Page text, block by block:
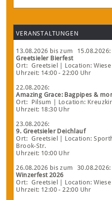
VERANSTALTUNGEN
13.08.2026 bis zum 15.08.2026:
Greetsieler Bierfest
Ort: Greetsiel
| Location:
Uhrzeit: 14:00 - 22:00 Uhr
22.08.2026:
Amazing Grace: Bagpipes &
Ort: Pilsum
| Location:
Uhrzeit: 18:30 Uhr
23.08.2026:
9. Greetsieler Deichlauf
Ort: Greetsiel
| Location:
Brook-Str.
Uhrzeit: 10:00 Uhr
26.08.2026 bis zum 30.08.2026:
Winzerfest 2026
Ort: Greetsiel
| Location:
Uhrzeit: 12:00 - 22:00 Uhr